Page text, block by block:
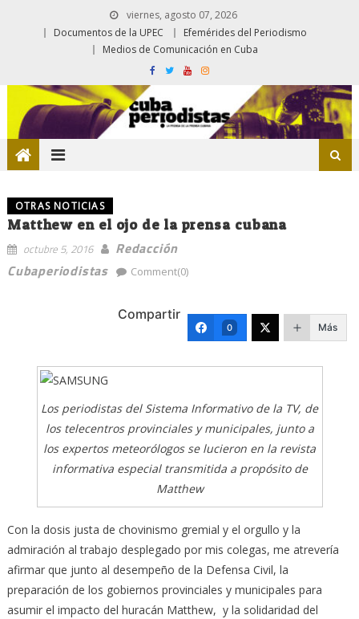
viernes, agosto 07, 2026
Documentos de la UPEC
Efemérides del Periodismo
Medios de Comunicación en Cuba
OTRAS NOTICIAS
Matthew en el ojo de la prensa cubana
octubre 5, 2016
Redacción
Cubaperiodistas
Comment(0)
Compartir
0 Más
Los periodistas del Sistema Informativo de la TV, de
los telecentros provinciales y municipales, junto a
los expertos meteorólogos se lucieron en la revista
informativa especial transmitida a propósito de
Matthew
Con la dosis justa de chovinismo gremial y el orgullo y la
admiración al trabajo desplegado por mis colegas, me atrevería
afirmar que junto al desempeño de la Defensa Civil, la
preparación de los gobiernos provinciales y municipales para
asumir el impacto del huracán Matthew, y la solidaridad del